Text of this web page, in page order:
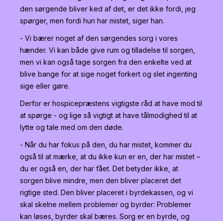
den sørgende bliver ked af det, er det ikke fordi, jeg
spørger, men fordi hun har mistet, siger han.
- Vi bærer noget af den sørgendes sorg i vores
hænder. Vi kan både give rum og tilladelse til sorgen,
men vi kan også tage sorgen fra den enkelte ved at
blive bange for at sige noget forkert og slet ingenting
sige eller gøre.
Derfor er hospicepræstens vigtigste råd at have mod til
at spørge - og lige så vigtigt at have tålmodighed til at
lytte og tale med om den døde.
- Når du har fokus på den, du har mistet, kommer du
også til at mærke, at du ikke kun er en, der har mistet –
du er også en, der har fået. Det betyder ikke, at
sorgen blive mindre, men den bliver placeret det
rigtige sted. Den bliver placeret i byrdekassen, og vi
skal skelne mellem problemer og byrder: Problemer
kan løses, byrder skal bæres. Sorg er en byrde, og